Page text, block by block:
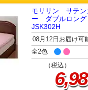
モリリン サテン
ー ダブルロン
JSK302H
08月12日お届け可
全2色
（税込）
6,